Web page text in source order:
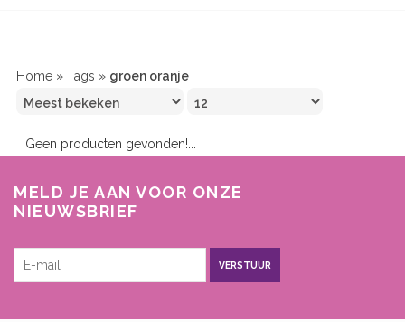
Home » Tags » groen oranje
Geen producten gevonden!...
MELD JE AAN VOOR ONZE
NIEUWSBRIEF
VERSTUUR